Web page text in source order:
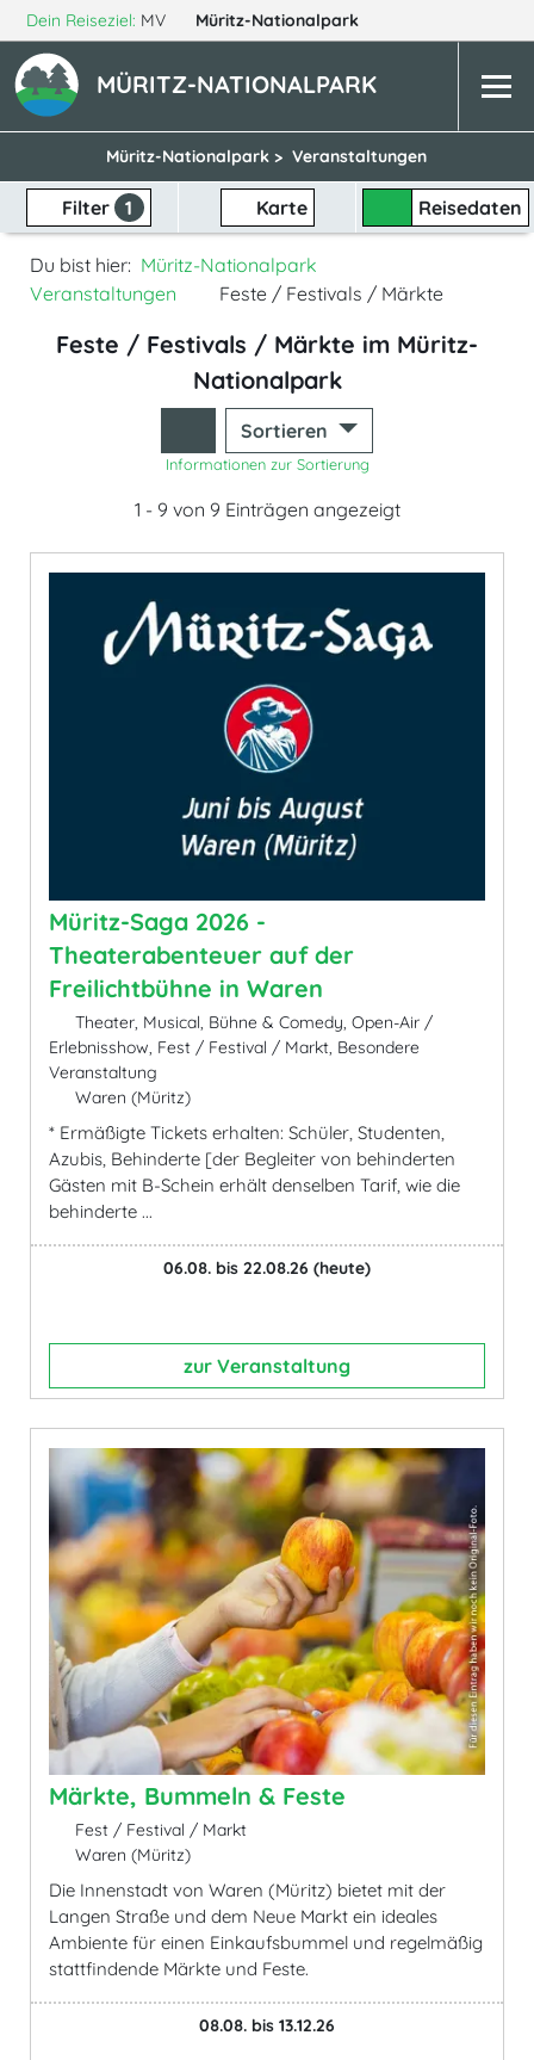
Dein Reiseziel: MV Müritz-Nationalpark
MÜRITZ-NATIONALPARK
Müritz-Nationalpark > Veranstaltungen
Filter 1 Karte Reisedaten
Du bist hier: Müritz-Nationalpark
Veranstaltungen
Feste / Festivals / Märkte
Feste / Festivals / Märkte im Müritz-
Nationalpark
Sortieren
Informationen zur Sortierung
1 - 9 von 9 Einträgen angezeigt
Müritz-Saga 2026 -
Theaterabenteuer auf der
Freilichtbühne in Waren
Theater, Musical, Bühne & Comedy, Open-Air /
Erlebnisshow, Fest / Festival / Markt, Besondere
Veranstaltung
Waren (Müritz)
* Ermäßigte Tickets erhalten: Schüler, Studenten,
Azubis, Behinderte [der Begleiter von behinderten
Gästen mit B-Schein erhält denselben Tarif, wie die
behinderte ...
06.08. bis 22.08.26 (heute)
zur Veranstaltung
Märkte, Bummeln & Feste
Fest / Festival / Markt
Waren (Müritz)
Die Innenstadt von Waren (Müritz) bietet mit der
Langen Straße und dem Neue Markt ein ideales
Ambiente für einen Einkaufsbummel und regelmäßig
stattfindende Märkte und Feste.
08.08. bis 13.12.26